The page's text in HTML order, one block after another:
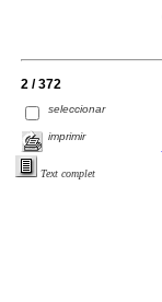
2 / 372
seleccionar
imprimir
Text complet